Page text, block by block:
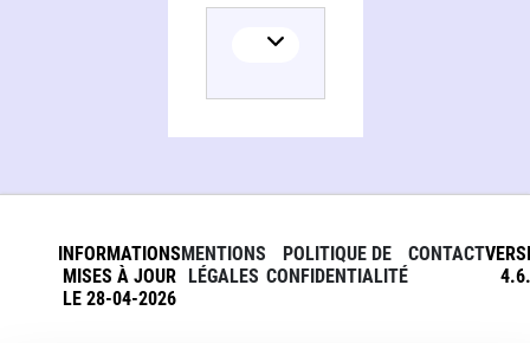
INFORMATIONS
MISES À JOUR
LE 28-04-2026
MENTIONS
LÉGALES
POLITIQUE DE
CONFIDENTIALITÉ
CONTACT